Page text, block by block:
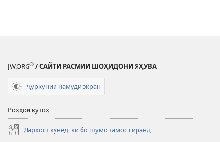
JW.ORG® / САЙТИ РАСМИИ ШОҲИДОНИ ЯҲУВА
Ҷӯркунии намуди экран
Роҳҳои кӯтоҳ
Дархост кунед, ки бо шумо тамос гиранд